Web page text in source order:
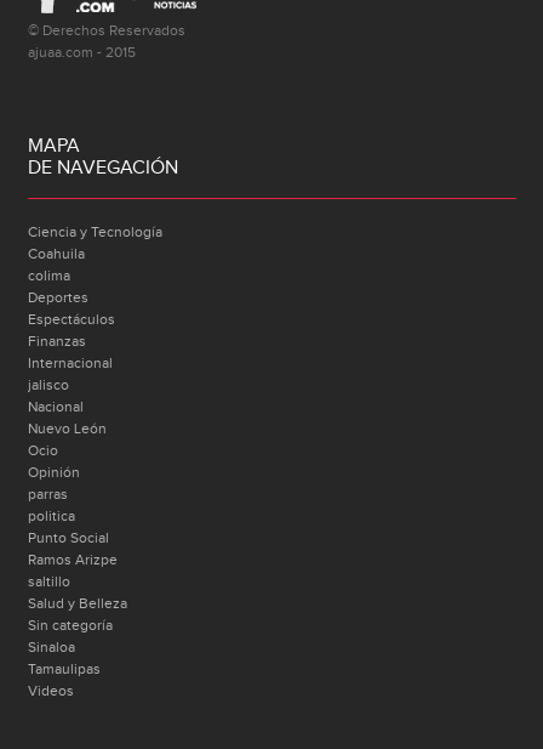
© Derechos Reservados
ajuaa.com - 2015
MAPA
DE NAVEGACIÓN
Ciencia y Tecnología
Coahuila
colima
Deportes
Espectáculos
Finanzas
Internacional
jalisco
Nacional
Nuevo León
Ocio
Opinión
parras
politica
Punto Social
Ramos Arizpe
saltillo
Salud y Belleza
Sin categoría
Sinaloa
Tamaulipas
Videos